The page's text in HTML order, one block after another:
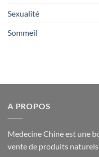
Sexualité
Sommeil
A PROPOS
Medecine Chine est une
vente de produits